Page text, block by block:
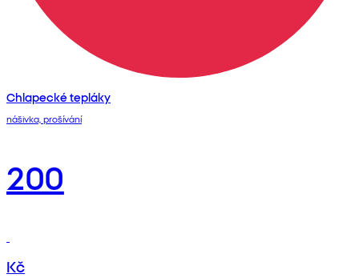
Chlapecké tepláky
nášivka, prošívání
200
Kč